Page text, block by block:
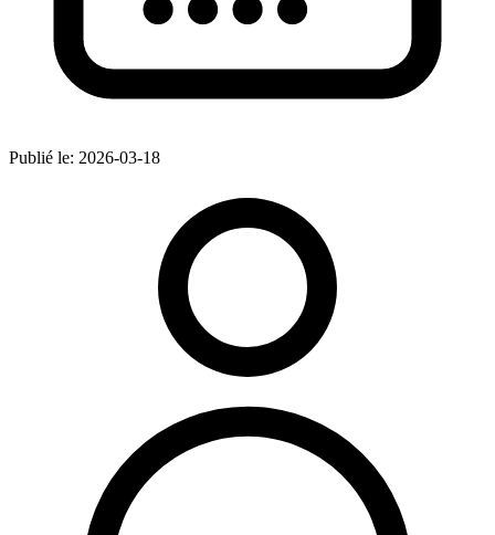
Publié le: 2026-03-18